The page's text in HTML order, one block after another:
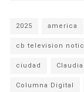
2025 america
cb television
ciudad
Columna Digital